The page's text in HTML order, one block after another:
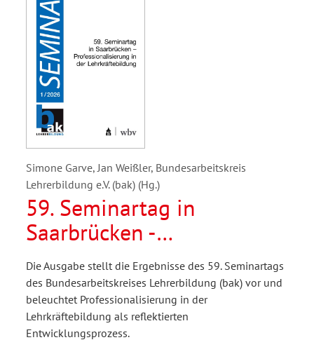
Simone Garve, Jan Weißler, Bundesarbeitskreis
Lehrerbildung e.V. (bak) (Hg.)
59. Seminartag in
Saarbrücken -
Professionalisierung in der
Lehrkräftebildung
Die Ausgabe stellt die Ergebnisse des 59. Seminartags
des Bundesarbeitskreises Lehrerbildung (bak) vor und
beleuchtet Professionalisierung in der
Lehrkräftebildung als reflektierten
Entwicklungsprozess.